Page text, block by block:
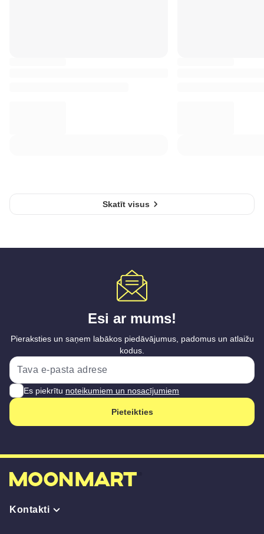
Skatīt visus
Esi ar mums!
Pieraksties un saņem labākos piedāvājumus, padomus un atlaižu
kodus.
Es piekrītu noteikumiem un nosacījumiem
Pieteikties
Kontakti